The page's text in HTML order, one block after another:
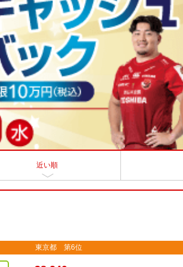
近い順
東京都 第6位